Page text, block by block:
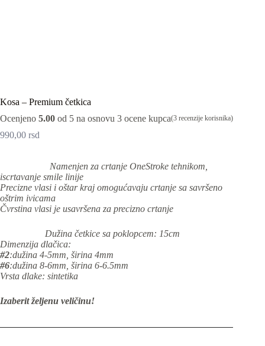
Kosa – Premium četkica
Ocenjeno 5.00 od 5 na osnovu 3 ocene kupca(3 recenzije korisnika)
990,00 rsd
Namenjen za crtanje OneStroke tehnikom,
iscrtavanje smile linije
Precizne vlasi i oštar kraj omogućavaju crtanje sa savršeno
oštrim ivicama
Čvrstina vlasi je usavršena za precizno crtanje
Dužina četkice sa poklopcem: 15cm
Dimenzija dlačica:
#2:dužina 4-5mm, širina 4mm
#6:dužina 8-6mm, širina 6-6.5mm
Vrsta dlake: sintetika
Izaberit željenu veličinu!